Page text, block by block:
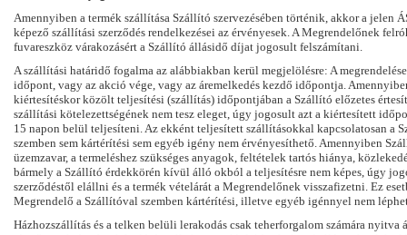
Amennyiben a termék szállítása Szállító szervezésében történik, akkor a jelen
képező szállítási szerződés rendelkezései az érvényesek. A Megrendelőnek
fuvareszköz várakozásért a Szállító állásidő díjat jogosult felszámítani.
A szállítási határidő fogalma az alábbiakban kerül megjelölésre: A
időpont, vagy az akció vége, vagy az áremelkedés kezdő időpontja.
kiértesítéskor közölt teljesítési (szállítás) időpontjában a Szállító előzetes
szállítási kötelezettségének nem tesz eleget, úgy jogosult azt a kiértesített
15 napon belül teljesíteni. Az ekként teljesített szállításokkal kapcsolatosan a
szemben sem kártérítési sem egyéb igény nem érvényesíthető.Amennyiben
üzemzavar, a termeléshez szükséges anyagok, feltételek tartós hiánya,
bármely a Szállító érdekkörén kívül álló okból a teljesítésre nem képes, úgy
szerződéstől elállni és a termék vételárát a Megrendelőnek visszafizetni. Ez
Megrendelő a Szállítóval szemben kártérítési, illetve egyéb igénnyel nem
Házhozszállítás és a telken belüli lerakodás csak teherforgalom számára nyitva